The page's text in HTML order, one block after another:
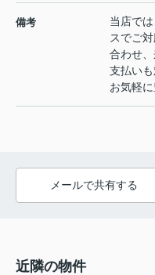
備考
当店で
スでご
合わせ
支払い
お気軽
メールで共有する
近隣の物件